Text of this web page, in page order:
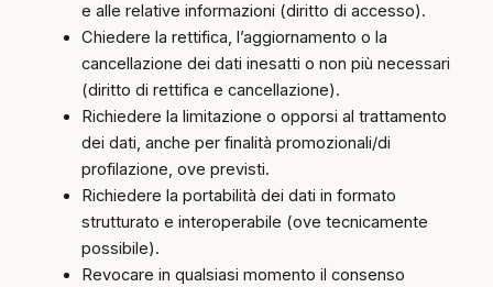
e alle relative informazioni (diritto di accesso).
Chiedere la rettifica, l’aggiornamento o la
cancellazione dei dati inesatti o non più necessari
(diritto di rettifica e cancellazione).
Richiedere la limitazione o opporsi al trattamento
dei dati, anche per finalità promozionali/di
profilazione, ove previsti.
Richiedere la portabilità dei dati in formato
strutturato e interoperabile (ove tecnicamente
possibile).
Revocare in qualsiasi momento il consenso